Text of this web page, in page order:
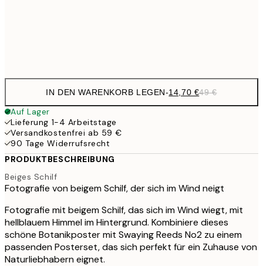
IN DEN WARENKORB LEGEN-14,70 €49 €
Auf Lager
Lieferung 1-4 Arbeitstage
Versandkostenfrei ab 59 €
90 Tage Widerrufsrecht
PRODUKTBESCHREIBUNG
Beiges Schilf
Fotografie von beigem Schilf, der sich im Wind neigt
Fotografie mit beigem Schilf, das sich im Wind wiegt, mit
hellblauem Himmel im Hintergrund. Kombiniere dieses
schöne Botanikposter mit Swaying Reeds No2 zu einem
passenden Posterset, das sich perfekt für ein Zuhause von
Naturliebhabern eignet.